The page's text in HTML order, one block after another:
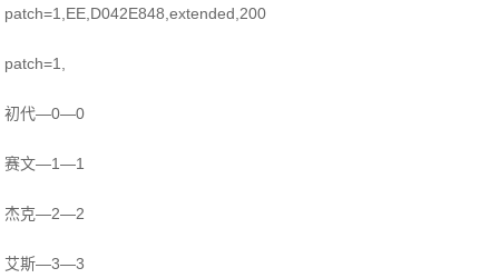
patch=1,EE,D042E848,extended,200
patch=1,
初代—0—0
赛文—1—1
杰克—2—2
艾斯—3—3